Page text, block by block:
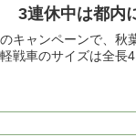
3連休中は都内
キャンペーンで、秋
戦車のサイズは全